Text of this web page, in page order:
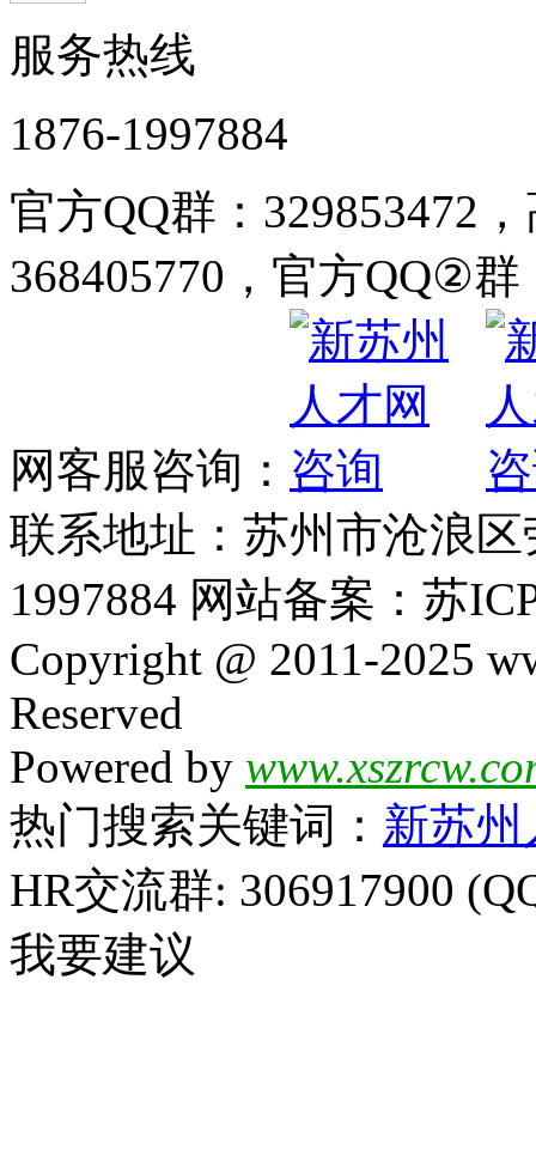
服务热线
1876-1997884
官方QQ群：329853472
368405770，官方QQ②群
网客服咨询：
联系地址：苏州市沧浪
1997884 网站备案：苏
Copyright @ 2011-2025
Reserved
Powered by
热门搜索关键词： 新苏
HR交流群: 306917900
我要建议